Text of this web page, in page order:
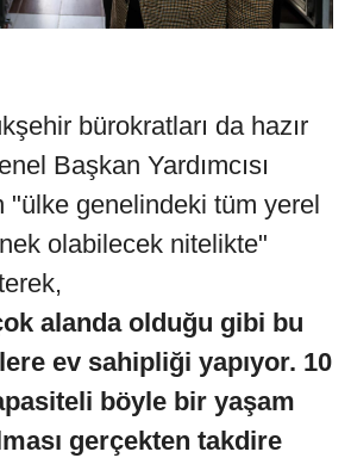
bürokratları da hazır
Başkan Yardımcısı
"ülke genelindeki tüm yerel
olabilecek nitelikte"
alanda olduğu gibi bu
ev sahipliği yapıyor. 10
böyle bir yaşam
gerçekten takdire